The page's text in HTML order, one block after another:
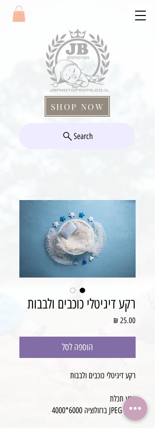
SHOP NOW
Search
רקע דיגיטלי כוכבים ולבבות
הוספה לסל
רקע דיגיטלי כוכבים ולבבות
צבע תכלת
קובץ JPEG ברזולוציה 6000*4000